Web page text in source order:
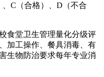
C（合格）、D（不合
食堂卫生管理量化分级评
加工操作、餐具消毒、有
生物防治要求每年专业消